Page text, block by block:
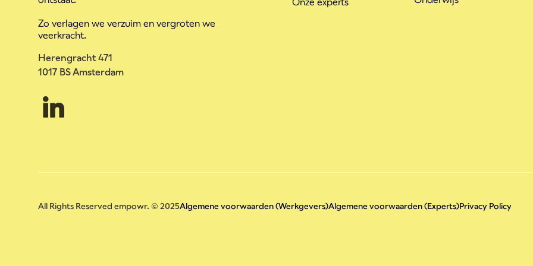
Zo verlagen we verzuim en vergroten we
veerkracht.
Herengracht 471
1017 BS Amsterdam
Onze experts
All Rights Reserved empowr. © 2025Algemene voorwaarden (Werkgevers)Algemene voorwaarden (Experts)Privacy Policy